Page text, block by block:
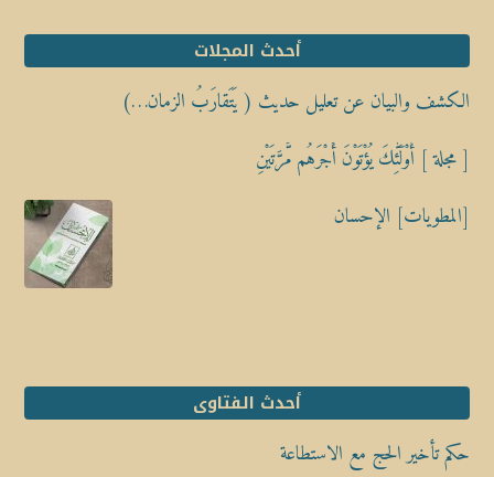
أحدث المجلات
الكشف والبيان عن تعليل حديث ( يَتَقارَبُ الزمان…)
[ مجلة ] أُوْلَٰٓئِكَ يُؤْتَوْنَ أَجْرَهُم مَّرَّتَيْنِ
[المطويات] الإحسان
أحدث الفتاوى
حكم تأخير الحج مع الاستطاعة